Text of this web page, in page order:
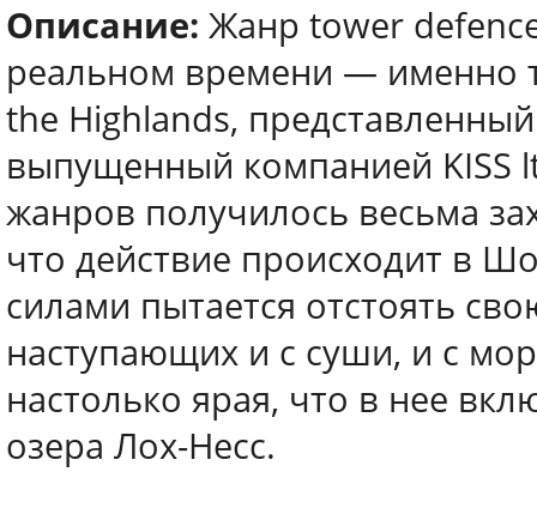
Описание: Жанр tower
реальном времени — именно
the Highlands,
выпущенный компанией KISS
жанров получилось весьма
что действие происходит в
силами пытается отстоять
наступающих и с суши, и с
настолько ярая, что в нее
озера Лох-Несс.